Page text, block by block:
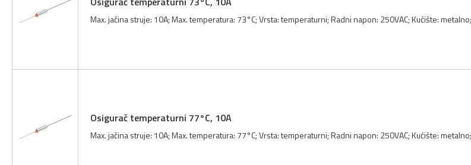
Max. jačina struje: 10A; Max. temperatura: 73°C; Vrsta: temperaturni; Radni napon: 250VAC; Kućište: metalno;
Osigurač temperaturni 77°C, 10A
Max. jačina struje: 10A; Max. temperatura: 77°C; Vrsta: temperaturni; Radni napon: 250VAC; Kućište: metalno;